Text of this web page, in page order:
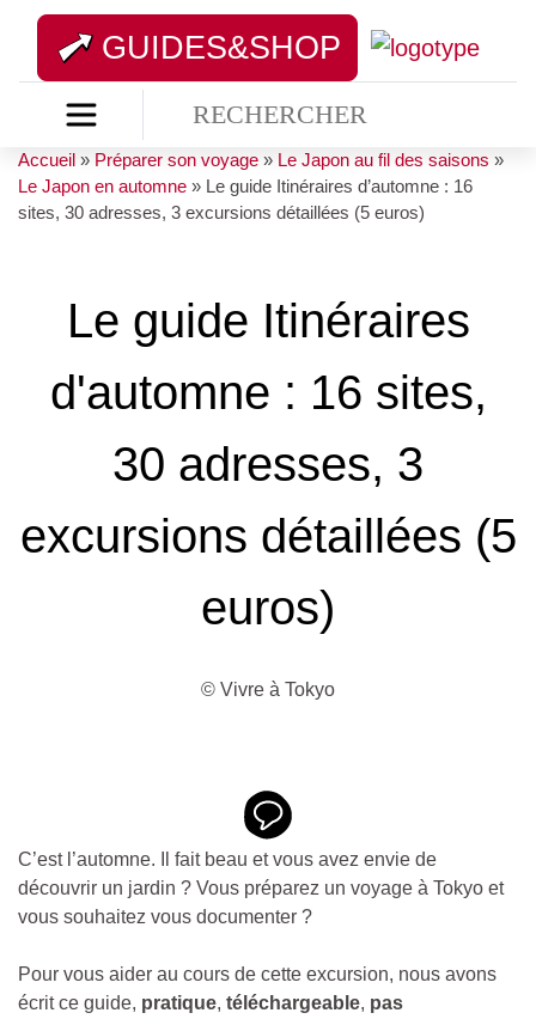
GUIDES&SHOP
Accueil » Préparer son voyage » Le Japon au fil des saisons »
Le Japon en automne » Le guide Itinéraires d’automne : 16
sites, 30 adresses, 3 excursions détaillées (5 euros)
Le guide Itinéraires
d'automne : 16 sites,
30 adresses, 3
excursions détaillées (5
euros)
© Vivre à Tokyo
C’est l’automne. Il fait beau et vous avez envie de
découvrir un jardin ? Vous préparez un voyage à Tokyo et
vous souhaitez vous documenter ?
Pour vous aider au cours de cette excursion, nous avons
écrit ce guide, pratique, téléchargeable, pas